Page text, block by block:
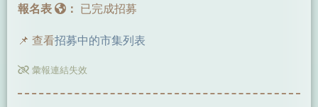
報名表 ： 已完成招募
📌 查看招募中的市集列表
彙報連結失效